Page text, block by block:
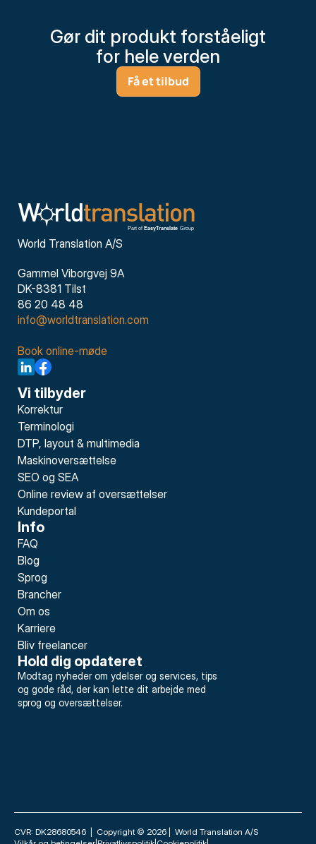
Gør dit produkt forståeligt
for hele verden
Få et tilbud
World Translation A/S
Gammel Viborgvej 9A
DK-8381 Tilst
86 20 48 48
info@worldtranslation.com
Book online-møde
Vi tilbyder
Korrektur
Terminologi
DTP, layout & multimedia
Maskinoversættelse
SEO og SEA
Online review af oversættelser
Kundeportal
Info
FAQ
Blog
Sprog
Brancher
Om os
Karriere
Bliv freelancer
Hold dig opdateret
Modtag nyheder om ydelser og services, tips
og gode råd, der kan lette dit arbejde med
sprog og oversættelser.
CVR: DK28680546  |  Copyright © 2026 |  World Translation A/S